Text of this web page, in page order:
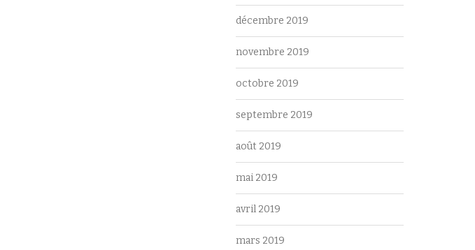
décembre 2019
novembre 2019
octobre 2019
septembre 2019
août 2019
mai 2019
avril 2019
mars 2019